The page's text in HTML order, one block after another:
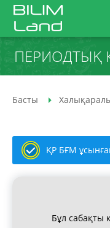
ПЕРИОДТЫҚ
Басты
ҚР БҒМ
Бұл сабақты